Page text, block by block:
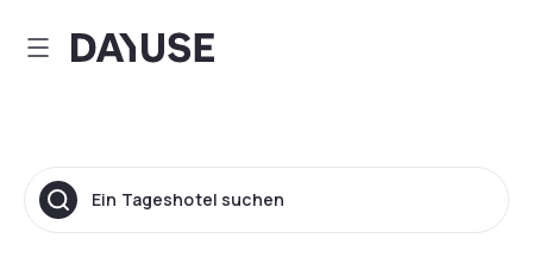
Dayuse
Ein Tageshotel suchen